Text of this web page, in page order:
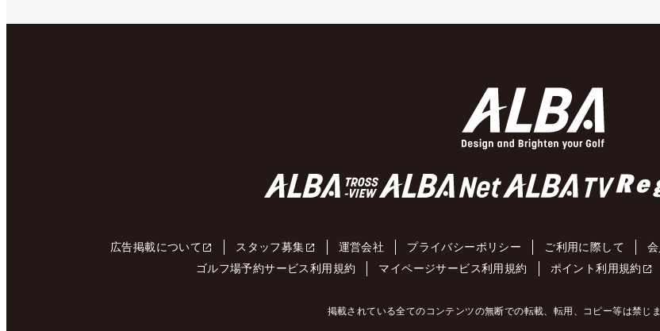
広告掲載について スタッフ募集 運営会社 プライバシーポリシー ご利用に際して
ゴルフ場予約サービス利用規約
マイページサービス利用規約 ポイント利用規約
掲載されている全てのコンテンツの無断での転載、転用、コピー等は禁じ